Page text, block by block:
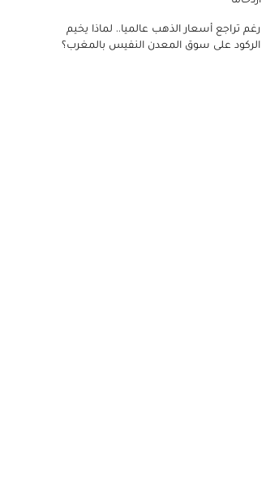
رغم تراجع أسعار الذهب عالميا.. لماذا يخيم
الركود على سوق المعدن النفيس بالمغرب؟